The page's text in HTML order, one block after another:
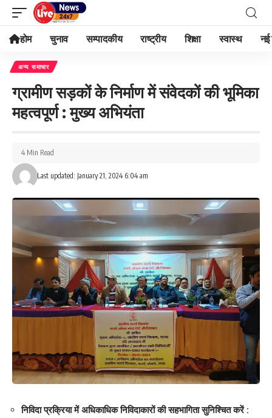
होम चुनाव सम्पादकीय राष्ट्रीय शिक्षा स्वास्थ नई
अन्य समाचार
ग्रामीण सड़कों के निर्माण में संवेदकों की भूमिका
महत्वपूर्ण : मुख्य अभियंता
Last updated: January 21, 2024 6:04 am
4 Min Read
निविदा प्रक्रिया में अधिकाधिक निविदाकारों की सहभागिता सुनिश्चित करें :